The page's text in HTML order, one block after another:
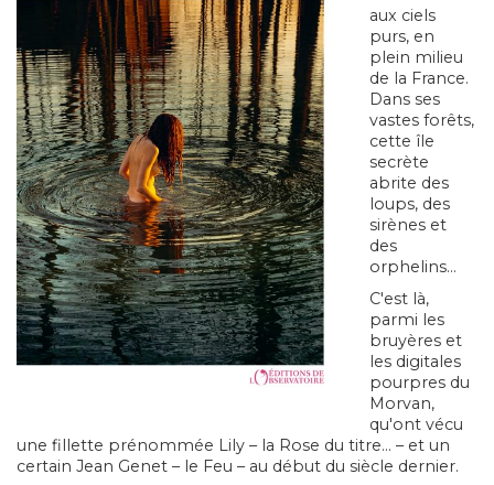
aux ciels
purs, en
plein milieu
de la France.
Dans ses
vastes forêts,
cette île
secrète
abrite des
loups, des
sirènes et
des
orphelins...
C'est là,
parmi les
bruyères et
les digitales
pourpres du
Morvan,
qu'ont vécu
une fillette prénommée Lily – la Rose du titre... – et un
certain Jean Genet – le Feu – au début du siècle dernier.